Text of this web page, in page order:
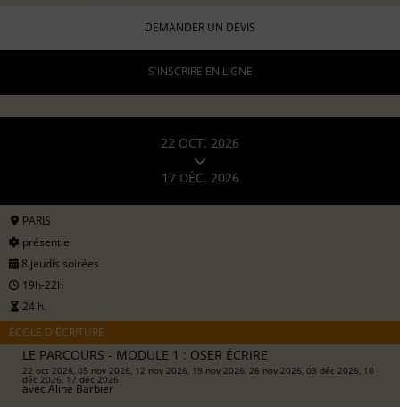
DEMANDER UN DEVIS
S'INSCRIRE EN LIGNE
22 OCT. 2026
17 DÉC. 2026
PARIS
présentiel
8 jeudis soirées
19h-22h
24 h.
ÉCOLE D'ÉCRITURE
LE PARCOURS - MODULE 1 : OSER ÉCRIRE
22 oct 2026, 05 nov 2026, 12 nov 2026, 19 nov 2026, 26 nov 2026, 03 déc 2026, 10
déc 2026, 17 déc 2026
avec Aline Barbier